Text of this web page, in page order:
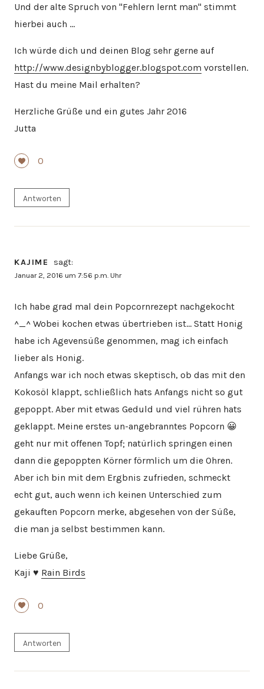
Und der alte Spruch von "Fehlern lernt man" stimmt
hierbei auch …
Ich würde dich und deinen Blog sehr gerne auf
http://www.designbyblogger.blogspot.com vorstellen.
Hast du meine Mail erhalten?
Herzliche Grüße und ein gutes Jahr 2016
Jutta
0
Antworten
KAJIME sagt:
Januar 2, 2016 um 7:56 p.m. Uhr
Ich habe grad mal dein Popcornrezept nachgekocht
^_^ Wobei kochen etwas übertrieben ist… Statt Honig
habe ich Agevensüße genommen, mag ich einfach
lieber als Honig.
Anfangs war ich noch etwas skeptisch, ob das mit den
Kokosöl klappt, schließlich hats Anfangs nicht so gut
gepoppt. Aber mit etwas Geduld und viel rühren hats
geklappt. Meine erstes un-angebranntes Popcorn 😀
geht nur mit offenen Topf; natürlich springen einen
dann die gepoppten Körner förmlich um die Ohren.
Aber ich bin mit dem Ergbnis zufrieden, schmeckt
echt gut, auch wenn ich keinen Unterschied zum
gekauften Popcorn merke, abgesehen von der Süße,
die man ja selbst bestimmen kann.
Liebe Grüße,
Kaji ♥ Rain Birds
0
Antworten